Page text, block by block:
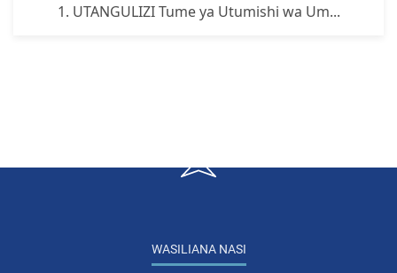
1. UTANGULIZI Tume ya Utumishi wa Um...
WASILIANA NASI